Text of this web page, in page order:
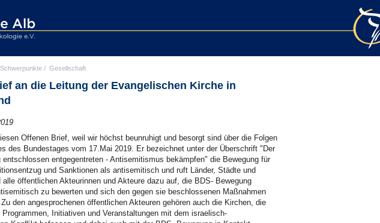
Schwerpunkte / Gesellschaft
an die Leitung der Evangelischen Kirche in
Offenen Brief, weil wir höchst beunruhigt und besorgt sind über die Folgen
des Bundestages vom 17.Mai 2019. Er bezeichnet unter der Überschrift "Der
entschlossen entgegentreten - Antisemitismus bekämpfen" die Bewegung für
und Sanktionen als antisemitisch und ruft Länder, Städte und
alle öffentlichen Akteurinnen und Akteure dazu auf, die BDS- Bewegung
zu bewerten und sich den gegen sie beschlossenen Maßnahmen
den angesprochenen öffentlichen Akteuren gehören auch die Kirchen, die
Initiativen und Veranstaltungen mit dem israelisch-